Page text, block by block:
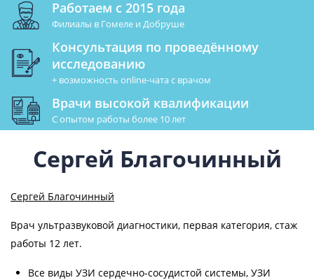
Работаем с 2015 года
Филиалы в Гомеле и Добруше
Консультация по проведённому
исследованию
+ возможность online-чата с врачом
Врачи высокой квалификации
С опытом работы более 10 лет
Сергей Благочинный
Сергей Благочинный
Врач ультразвуковой диагностики, первая категория, стаж
работы 12 лет.
Все виды УЗИ сердечно-сосудистой системы, УЗИ